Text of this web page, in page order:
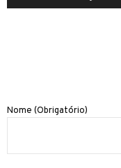
Nome (Obrigatório)